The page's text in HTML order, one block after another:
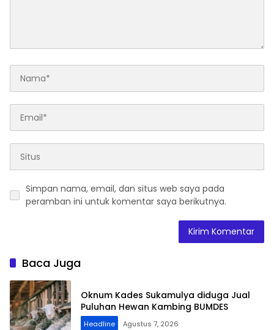
Simpan nama, email, dan situs web saya pada
peramban ini untuk komentar saya berikutnya.
Baca Juga
Oknum Kades Sukamulya diduga Jual
Puluhan Hewan Kambing BUMDES
Headline Agustus 7, 2026